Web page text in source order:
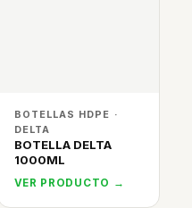
BOTELLAS HDPE ·
DELTA
BOTELLA DELTA
1000ML
VER PRODUCTO →